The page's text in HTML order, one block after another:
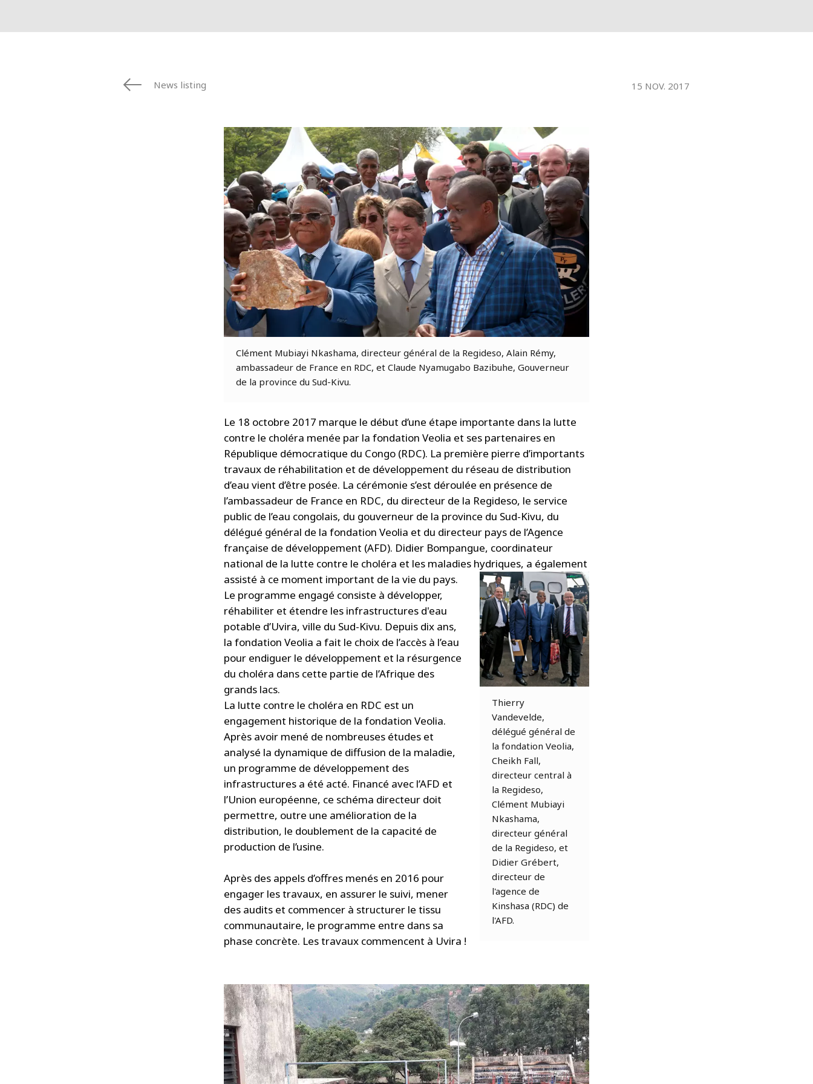
News listing 15 NOV. 2017
Clément Mubiayi Nkashama, directeur général de la Regideso, Alain Rémy,
ambassadeur de France en RDC, et Claude Nyamugabo Bazibuhe, Gouverneur
de la province du Sud-Kivu.
Le 18 octobre 2017 marque le début d’une étape importante dans la lutte
contre le choléra menée par la fondation Veolia et ses partenaires en
République démocratique du Congo (RDC). La première pierre d’importants
travaux de réhabilitation et de développement du réseau de distribution
d’eau vient d’être posée. La cérémonie s’est déroulée en présence de
l’ambassadeur de France en RDC, du directeur de la Regideso, le service
public de l’eau congolais, du gouverneur de la province du Sud-Kivu, du
délégué général de la fondation Veolia et du directeur pays de l’Agence
française de développement (AFD). Didier Bompangue, coordinateur
national de la lutte contre le choléra et les maladies hydriques, a également
assisté à ce moment important de la vie du pays.
Thierry
Vandevelde,
délégué général de
la fondation Veolia,
Cheikh Fall,
directeur central à
la Regideso,
Clément Mubiayi
Nkashama,
directeur général
de la Regideso, et
Didier Grébert,
directeur de
l'agence de
Kinshasa (RDC) de
l'AFD.
Le programme engagé consiste à développer,
réhabiliter et étendre les infrastructures d'eau
potable d’Uvira, ville du Sud-Kivu. Depuis dix ans,
la fondation Veolia a fait le choix de l’accès à l’eau
pour endiguer le développement et la résurgence
du choléra dans cette partie de l’Afrique des
grands lacs.
La lutte contre le choléra en RDC est un
engagement historique de la fondation Veolia.
Après avoir mené de nombreuses études et
analysé la dynamique de diffusion de la maladie,
un programme de développement des
infrastructures a été acté. Financé avec l’AFD et
l’Union européenne, ce schéma directeur doit
permettre, outre une amélioration de la
distribution, le doublement de la capacité de
production de l’usine.
Après des appels d’offres menés en 2016 pour
engager les travaux, en assurer le suivi, mener
des audits et commencer à structurer le tissu
communautaire, le programme entre dans sa
phase concrète. Les travaux commencent à Uvira !